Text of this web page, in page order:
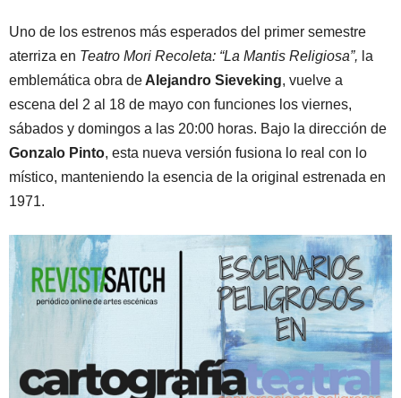
Uno de los estrenos más esperados del primer semestre
aterriza en Teatro Mori Recoleta: “La Mantis Religiosa”, la
emblemática obra de Alejandro Sieveking, vuelve a
escena del 2 al 18 de mayo con funciones los viernes,
sábados y domingos a las 20:00 horas. Bajo la dirección de
Gonzalo Pinto, esta nueva versión fusiona lo real con lo
místico, manteniendo la esencia de la original estrenada en
1971.